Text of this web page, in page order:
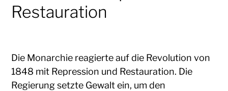
Restauration
Die Monarchie reagierte auf die Revolution von
1848 mit Repression und Restauration. Die
Regierung setzte Gewalt ein, um den